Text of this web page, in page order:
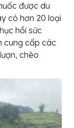
được du
có hơn 20 loại
hồi sức
cung cấp các
chèo